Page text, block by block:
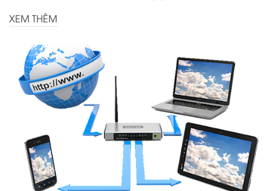
XEM THÊM